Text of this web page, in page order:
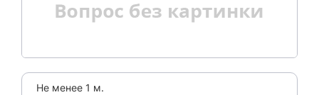
Не менее 1 м.